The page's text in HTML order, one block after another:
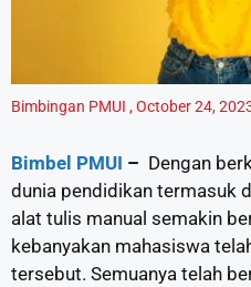
Bimbingan PMUI ,October 24,
Bimbel PMUI – Dengan
dunia pendidikan termasuk
alat tulis manual semakin
kebanyakan mahasiswa
tersebut. Semuanya telah